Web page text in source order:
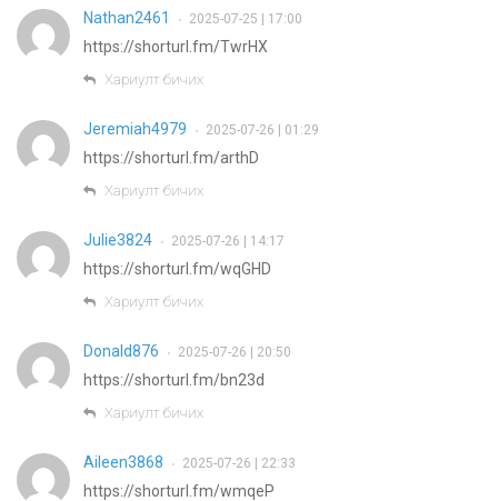
Nathan2461 • 2025-07-25 | 17:00
https://shorturl.fm/TwrHX
Хариулт бичих
Jeremiah4979 • 2025-07-26 | 01:29
https://shorturl.fm/arthD
Хариулт бичих
Julie3824 • 2025-07-26 | 14:17
https://shorturl.fm/wqGHD
Хариулт бичих
Donald876 • 2025-07-26 | 20:50
https://shorturl.fm/bn23d
Хариулт бичих
Aileen3868 • 2025-07-26 | 22:33
https://shorturl.fm/wmqeP